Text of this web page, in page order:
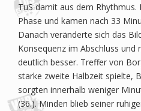
TuS damit aus dem Rhythmus.
Phase und kamen nach 33
Danach veränderte sich das
Konsequenz im Abschluss und
deutlich besser. Treffer von
starke zweite Halbzeit spielte,
sorgten innerhalb weniger
(36.). Minden blieb seiner